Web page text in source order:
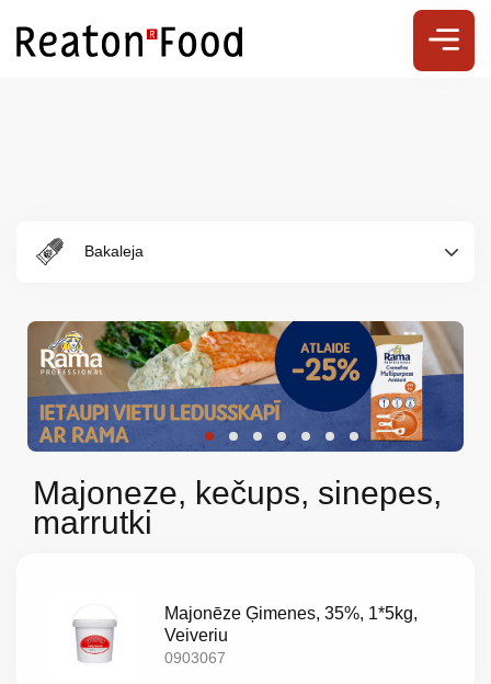
Bakaleja
Majoneze, kečups, sinepes,
marrutki
Majonēze Ģimenes, 35%, 1*5kg,
Veiveriu
0903067